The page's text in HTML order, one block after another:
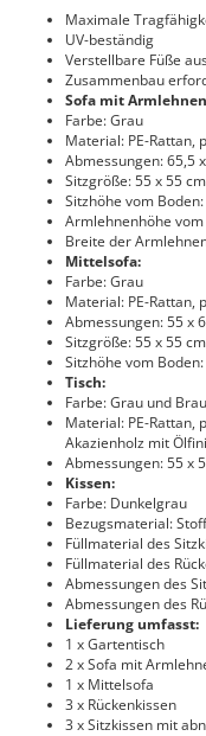
Maximale
UV-beständig
Verstellbare Füße
Zusammenbau
Sofa mit
Farbe: Grau
Material: PE-Rattan,
Abmessungen: 65,5
Sitzgröße: 55 x 55
Sitzhöhe vom
Armlehnenhöhe
Breite der
Mittelsofa:
Farbe: Grau
Material: PE-Rattan,
Abmessungen: 55 x
Sitzgröße: 55 x 55
Sitzhöhe vom
Tisch:
Farbe: Grau und
Material: PE-Rattan,
Akazienholz mit
Abmessungen: 55 x
Kissen:
Farbe: Dunkelgrau
Bezugsmaterial:
Füllmaterial des
Füllmaterial des
Abmessungen des
Abmessungen des
Lieferung umfasst:
1 x Gartentisch
2 x Sofa mit
1 x Mittelsofa
3 x Rückenkissen
3 x Sitzkissen mit